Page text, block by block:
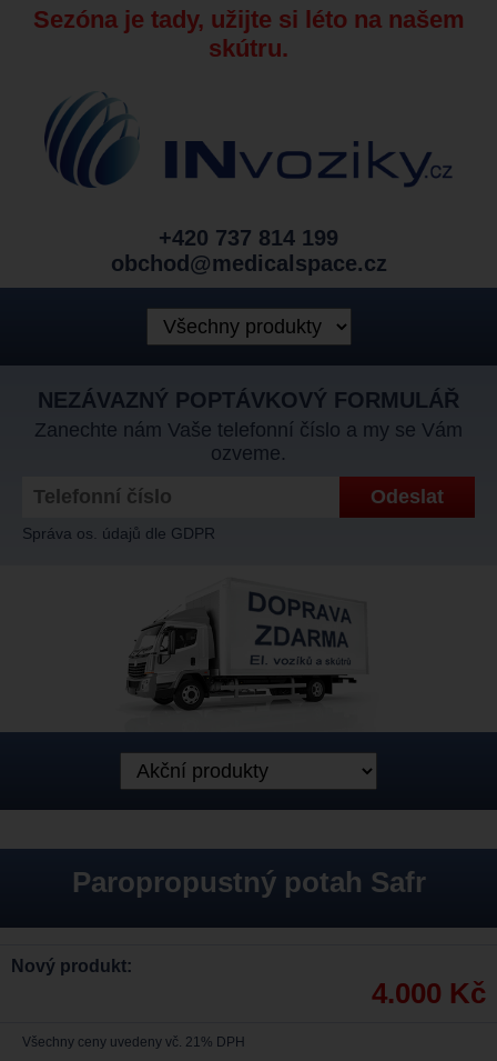
Sezóna je tady, užijte si léto na našem
skútru.
+420 737 814 199
obchod@medicalspace.cz
NEZÁVAZNÝ POPTÁVKOVÝ FORMULÁŘ
Zanechte nám Vaše telefonní číslo a my se Vám
ozveme.
Správa os. údajů dle GDPR
Paropropustný potah Safr
Nový produkt:
4.000 Kč
Všechny ceny uvedeny vč. 21% DPH